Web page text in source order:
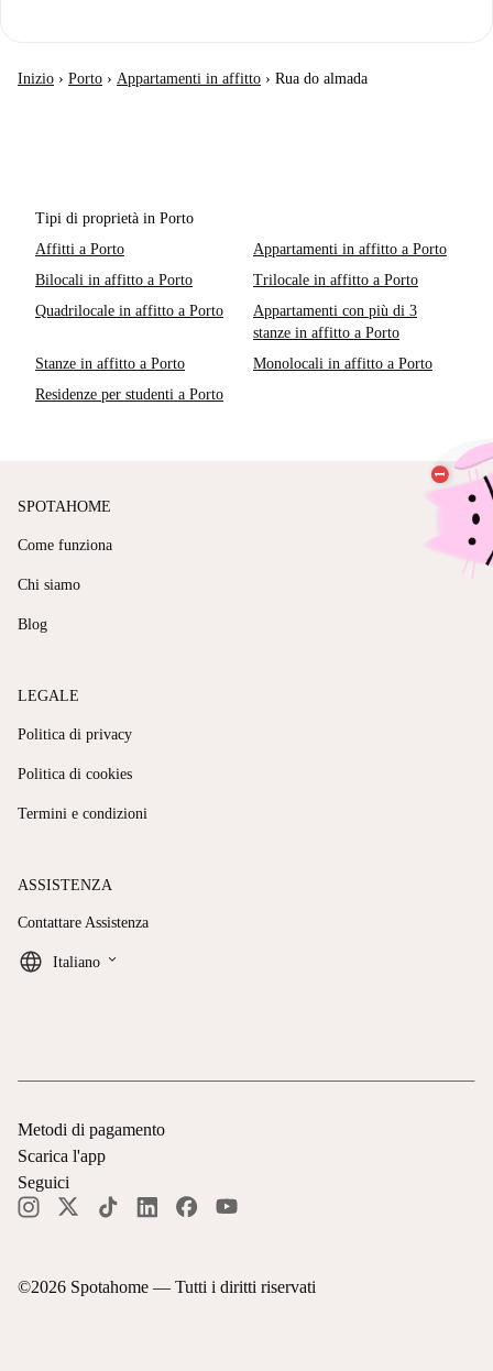
Inizio › Porto › Appartamenti in affitto › Rua do almada
Tipi di proprietà in Porto
Affitti a Porto
Appartamenti in affitto a Porto
Bilocali in affitto a Porto
Trilocale in affitto a Porto
Quadrilocale in affitto a Porto
Appartamenti con più di 3
stanze in affitto a Porto
Stanze in affitto a Porto
Monolocali in affitto a Porto
Residenze per studenti a Porto
SPOTAHOME
Come funziona
Chi siamo
Blog
LEGALE
Politica di privacy
Politica di cookies
Termini e condizioni
ASSISTENZA
Contattare Assistenza
Italiano keyboard_arrow_down
©2026 Spotahome — Tutti i diritti riservati
Metodi di pagamento
Scarica l'app
Seguici